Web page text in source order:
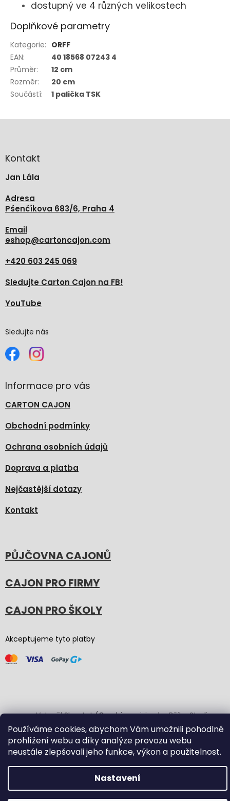
Používáme cookies, abychom Vám umožnili pohodlné
prohlížení webu a díky analýze provozu webu
neustále zlepšovali jeho funkce, výkon a použitelnost.
Nastavení
dostupný ve 4 různých velikostech
Doplňkové parametry
Kategorie: ORFF
EAN:
40 18568 07243 4
Průměr:
12 cm
Rozměr:
20 cm
Součástí: 1 palička TSK
aKontakt
Jan Lála
Adresa
Pšenčíkova 683/6, Praha 4
Email
eshop@cartoncajon.com
+420 603 245 069
Sledujte Carton Cajon na FB!
YouTube
Sledujte nás
Informace pro vás
CARTON CAJON
Obchodní podmínky
Ochrana osobních údajů
Doprava a platba
Nejčastější dotazy
Kontakt
PŮJČOVNA CAJONŮ
CAJON PRO FIRMY
CAJON PRO ŠKOLY
Akceptujeme tyto platby
Vytvořil Shoptet(Graphic revision byBōjka Studio,
code byVeronika.works)
Copyright 2026Carton Cajon. Všechna práva vyhrazena.
Upravit nastavení cookies